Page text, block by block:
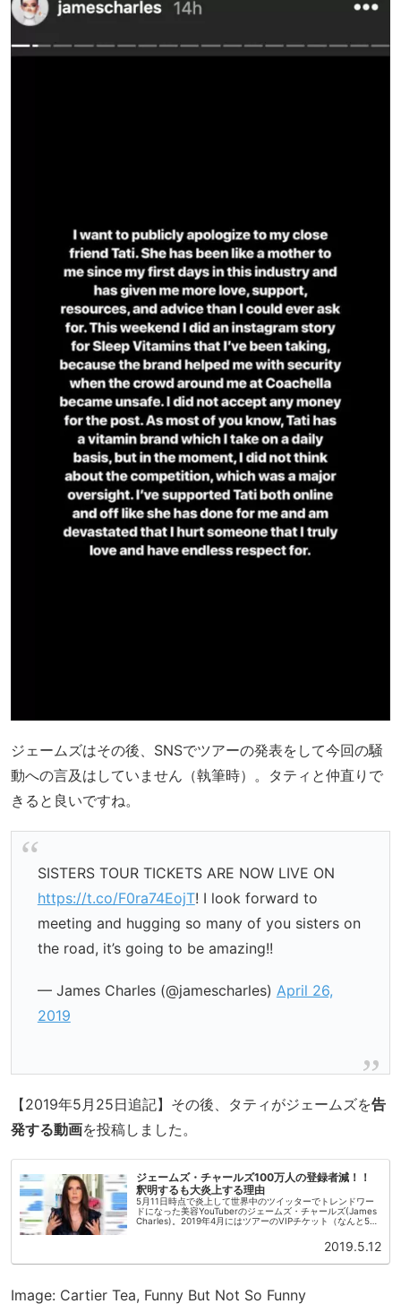
ジェームズはその後、SNSでツアーの発表をして今回の騒
動への言及はしていません（執筆時）。タティと仲直りで
きると良いですね。
SISTERS TOUR TICKETS ARE NOW LIVE ON
https://t.co/F0ra74EojT! I look forward to
meeting and hugging so many of you sisters on
the road, it’s going to be amazing!!
— James Charles (@jamescharles) April 26,
2019
【2019年5月25日追記】その後、タティがジェームズを告
発する動画を投稿しました。
ジェームズ・チャールズ100万人の登録者減！！
釈明するも大炎上する理由
5月11日時点で炎上して世界中のツイッターでトレンドワー
ドになった美容YouTuberのジェームズ・チャールズ(James
Charles)。2019年4月にはツアーのVIPチケット（なんと5万
2019.5.12
Image: Cartier Tea, Funny But Not So Funny